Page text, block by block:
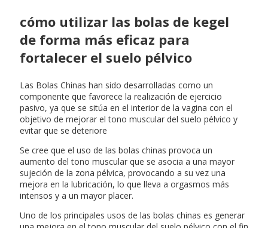
cómo utilizar las bolas de kegel
de forma más eficaz para
fortalecer el suelo pélvico
Las Bolas Chinas han sido desarrolladas como un
componente que favorece la realización de ejercicio
pasivo, ya que se sitúa en el interior de la vagina con el
objetivo de mejorar el tono muscular del suelo pélvico y
evitar que se deteriore
Se cree que el uso de las bolas chinas provoca un
aumento del tono muscular que se asocia a una mayor
sujeción de la zona pélvica, provocando a su vez una
mejora en la lubricación, lo que lleva a orgasmos más
intensos y a un mayor placer.
Uno de los principales usos de las bolas chinas es generar